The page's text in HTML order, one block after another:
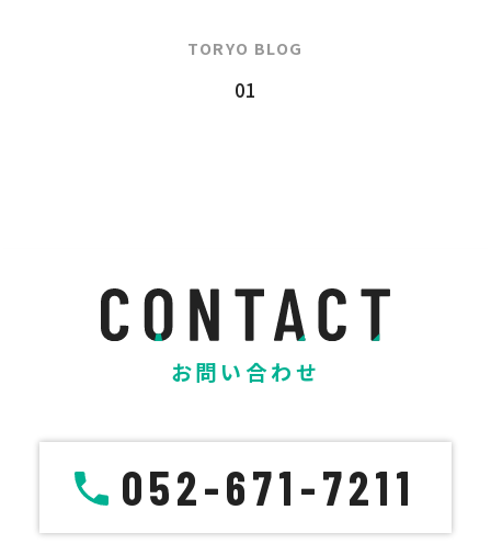
TORYO BLOG
01
お問い合わせ
052-671-7211